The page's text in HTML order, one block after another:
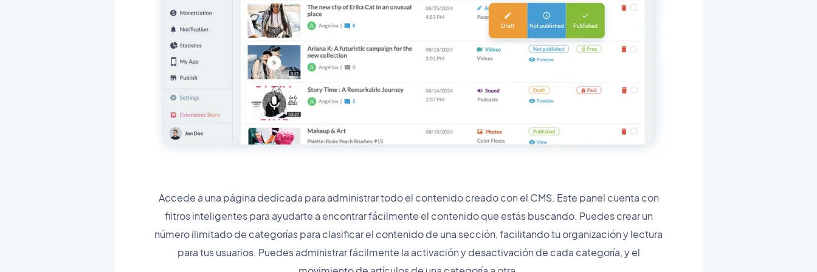
Accede a una página dedicada para administrar todo el contenido creado con el CMS. Este panel cuenta con
filtros inteligentes para ayudarte a encontrar fácilmente el contenido que estás buscando. Puedes crear un
número ilimitado de categorías para clasificar el contenido de una sección, facilitando tu organización y lectura
para tus usuarios. Puedes administrar fácilmente la activación y desactivación de cada categoría, y el